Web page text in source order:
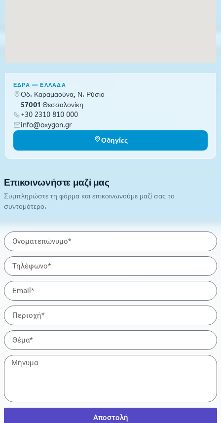
ΕΔΡΑ — ΕΛΛΑΔΑ
Οδ. Καραμαούνα, Ν. Ρύσιο
57001 Θεσσαλονίκη
+30 2310 810 000
info@oxygon.gr
Οδηγίες
Επικοινωνήστε μαζί μας
Συμπληρώστε τη φόρμα και επικοινωνούμε μαζί σας το
συντομότερο.
Αποστολή